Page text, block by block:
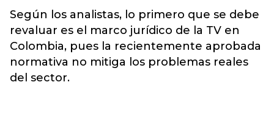
Según los analistas, lo primero que se debe
revaluar es el marco jurídico de la TV en
Colombia, pues la recientemente aprobada
normativa no mitiga los problemas reales
del sector.